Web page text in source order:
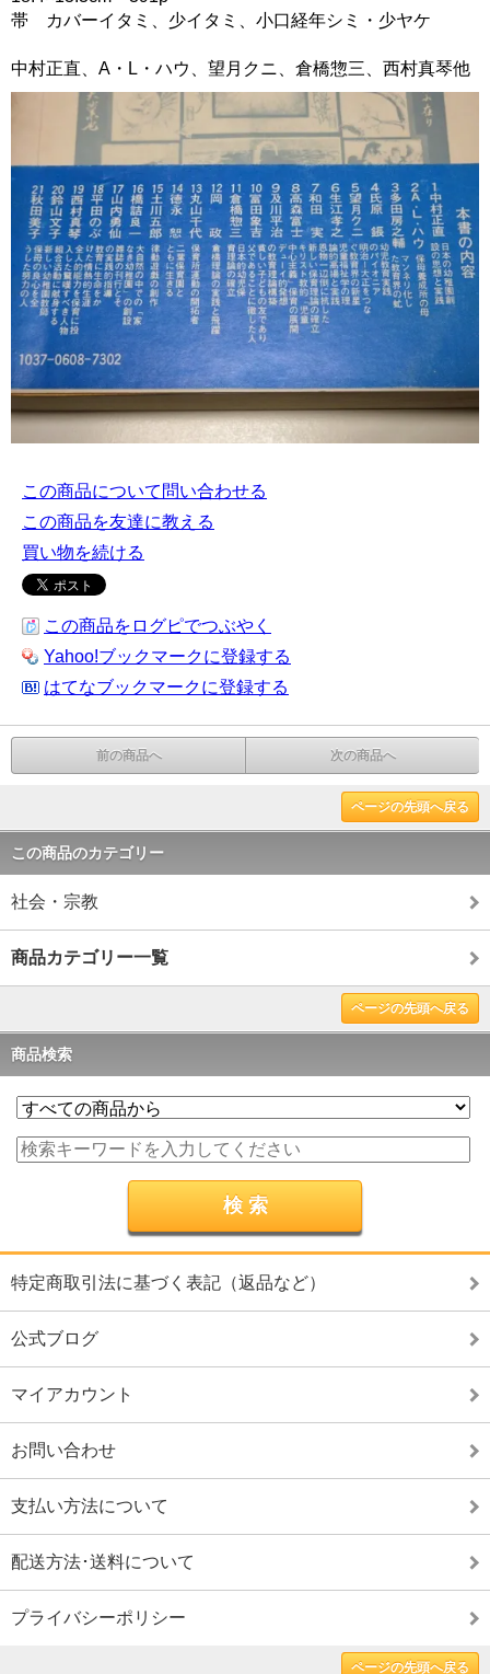
帯 カバーイタミ、少イタミ、小口経年シミ・少ヤケ
中村正直、A・L・ハウ、望月クニ、倉橋惣三、西村真琴他
この商品について問い合わせる
この商品を友達に教える
買い物を続ける
この商品をログピでつぶやく
Yahoo!ブックマークに登録する
はてなブックマークに登録する
前の商品へ 次の商品へ
ページの先頭へ戻る
この商品のカテゴリー
社会・宗教
商品カテゴリー一覧
ページの先頭へ戻る
商品検索
特定商取引法に基づく表記（返品など）
公式ブログ
マイアカウント
お問い合わせ
支払い方法について
配送方法･送料について
プライバシーポリシー
ページの先頭へ戻る